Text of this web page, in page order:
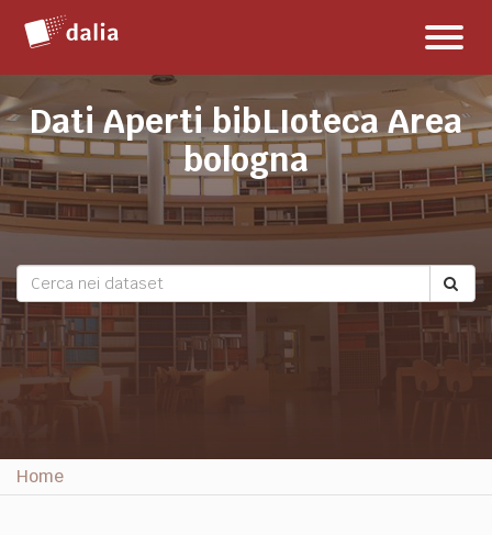
contenuto
Dati Aperti bibLIoteca Area
bologna
Home